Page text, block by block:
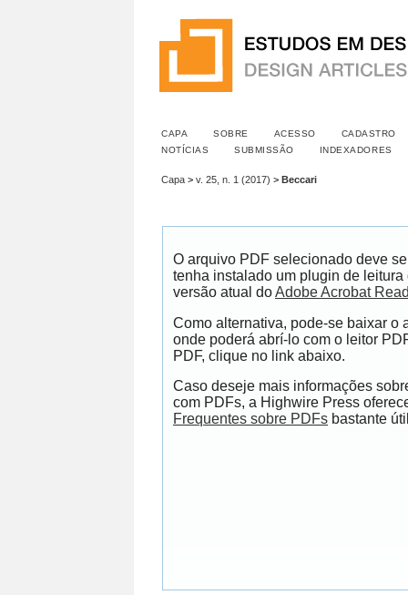
CAPA SOBRE ACESSO
CADASTRO
NOTÍCIAS
SUBMISSÃO INDEXADORES
Capa > v. 25, n. 1 (2017) > Beccari
O arquivo PDF selecionado deve
tenha instalado um plugin de
versão atual doAdobe Acrobat
Como alternativa, pode-se baixar o
onde poderá abrí-lo com o leitor
PDF, clique no link abaixo.
Caso deseje mais informações
com PDFs, a Highwire Press
Frequentes sobre PDFs bastante